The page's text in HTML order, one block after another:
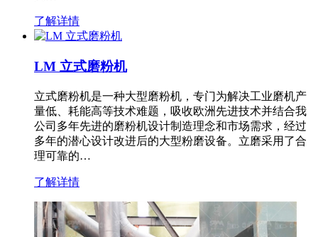
了解详情
LM 立式磨粉机
立式磨粉机是一种大型磨粉机，专门为解决工业磨机产
量低、耗能高等技术难题，吸收欧洲先进技术并结合我
公司多年先进的磨粉机设计制造理念和市场需求，经过
多年的潜心设计改进后的大型粉磨设备。立磨采用了合
理可靠的…
了解详情